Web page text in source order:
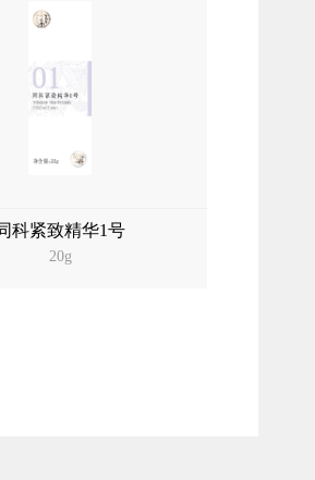
科紧致精华1号
20g